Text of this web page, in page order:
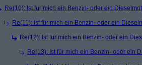
Re(10): Ist für mich ein Benzin- oder ein
Re(11): Ist für mich ein Benzin- oder ein
Re(12): Ist für mich ein Benzin- oder ein
Re(13): Ist für mich ein Benzin- oder ein